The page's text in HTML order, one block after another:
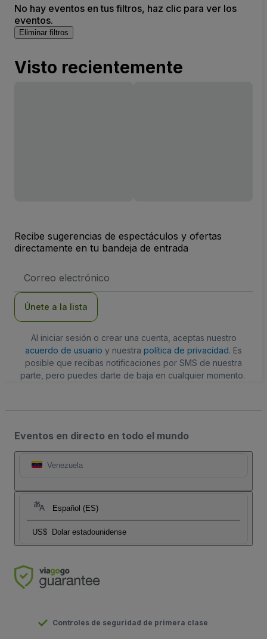
No hay eventos en tus filtros, haz clic para ver los
eventos.
Eliminar filtros
Visto recientemente
Recibe sugerencias de espectáculos y ofertas
directamente en tu bandeja de entrada
de
Únete a la lista
Al iniciar sesión o crear una cuenta, aceptas nuestro
acuerdo de usuario y nuestra política de privacidad. Es
posible que recibas notificaciones por SMS de nuestra
parte, pero puedes darte de baja en cualquier momento.
Eventos en directo en todo el mundo
Venezuela
Español (ES)
US$ Dolar estadounidense
Controles de seguridad de primera clase